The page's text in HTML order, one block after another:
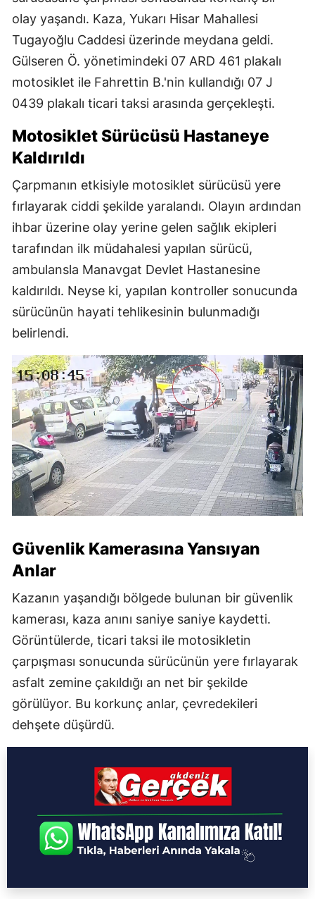
olay yaşandı. Kaza, Yukarı Hisar Mahallesi
Tugayoğlu Caddesi üzerinde meydana geldi.
Gülseren Ö. yönetimindeki 07 ARD 461 plakalı
motosiklet ile Fahrettin B.'nin kullandığı 07 J
0439 plakalı ticari taksi arasında gerçekleşti.
Motosiklet Sürücüsü Hastaneye
Kaldırıldı
Çarpmanın etkisiyle motosiklet sürücüsü yere
fırlayarak ciddi şekilde yaralandı. Olayın ardından
ihbar üzerine olay yerine gelen sağlık ekipleri
tarafından ilk müdahalesi yapılan sürücü,
ambulansla Manavgat Devlet Hastanesine
kaldırıldı. Neyse ki, yapılan kontroller sonucunda
sürücünün hayati tehlikesinin bulunmadığı
belirlendi.
Güvenlik Kamerasına Yansıyan
Anlar
Kazanın yaşandığı bölgede bulunan bir güvenlik
kamerası, kaza anını saniye saniye kaydetti.
Görüntülerde, ticari taksi ile motosikletin
çarpışması sonucunda sürücünün yere fırlayarak
asfalt zemine çakıldığı an net bir şekilde
görülüyor. Bu korkunç anlar, çevredekileri
dehşete düşürdü.